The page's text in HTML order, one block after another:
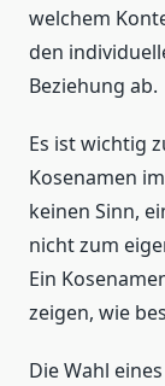
welchem
den
Beziehung ab.
Es ist wichtig
Kosenamen
keinen Sinn,
nicht zum
Ein
zeigen, wie
Die Wahl